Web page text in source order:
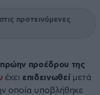
προτεινόμενες
πρώην προέδρου της
έχει επιδεινωθεί μετά
οποία υποβλήθηκε